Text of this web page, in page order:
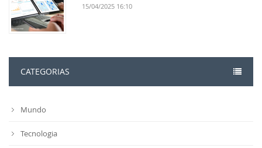
15/04/2025 16:10
CATEGORIAS
Mundo
Tecnologia